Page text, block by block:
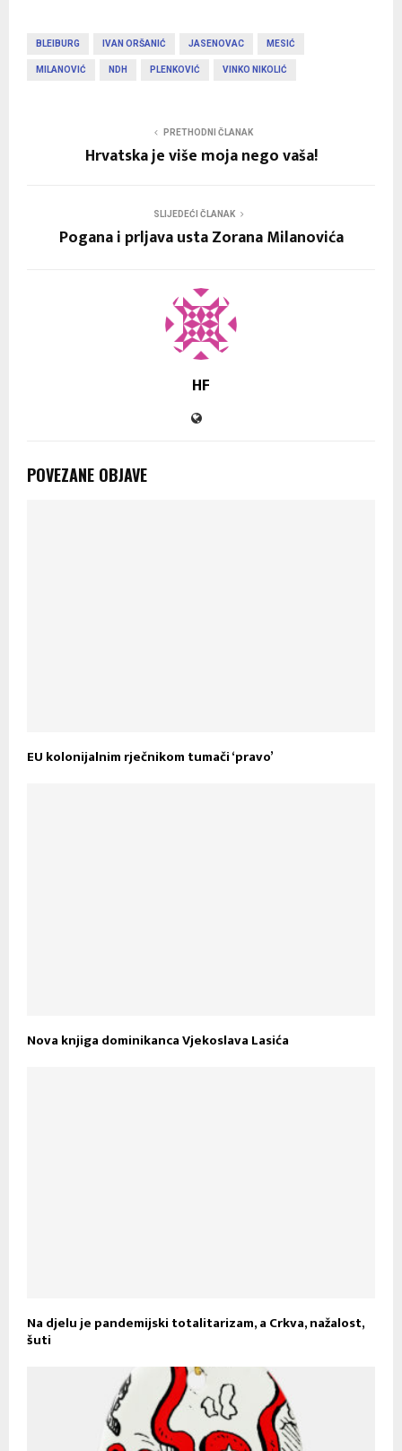
BLEIBURG IVAN ORŠANIĆ JASENOVAC MESIĆ
MILANOVIĆ NDH PLENKOVIĆ VINKO NIKOLIĆ
PRETHODNI ČLANAK
Hrvatska je više moja nego vaša!
SLIJEDEĆI ČLANAK
Pogana i prljava usta Zorana Milanovića
HF
POVEZANE OBJAVE
EU kolonijalnim rječnikom tumači ‘pravo’
Nova knjiga dominikanca Vjekoslava Lasića
Na djelu je pandemijski totalitarizam, a Crkva, nažalost,
šuti